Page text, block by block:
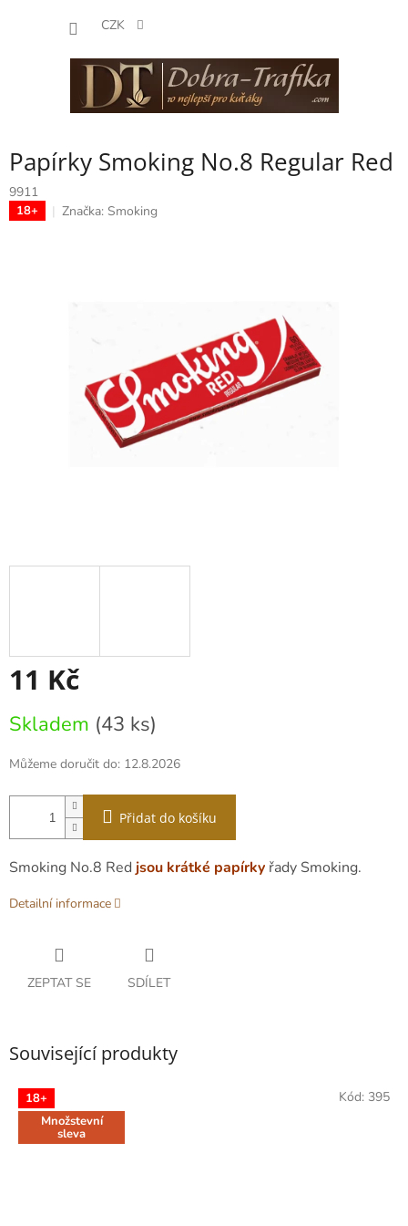
CZK
Papírky Smoking No.8 Regular Red
9911
18+ Značka: Smoking
11 Kč
cena:
Skladem (43 ks)
Můžeme doručit do: 12.8.2026
Přidat do košíku
Smoking No.8 Redjsou krátké papírky řady Smoking.
Detailní informace
ZEPTAT SE SDÍLET
Související produkty
18+
Množstevní
sleva
Kód: 395